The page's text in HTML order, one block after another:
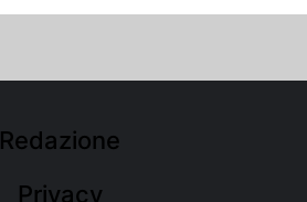
Redazione
Privacy